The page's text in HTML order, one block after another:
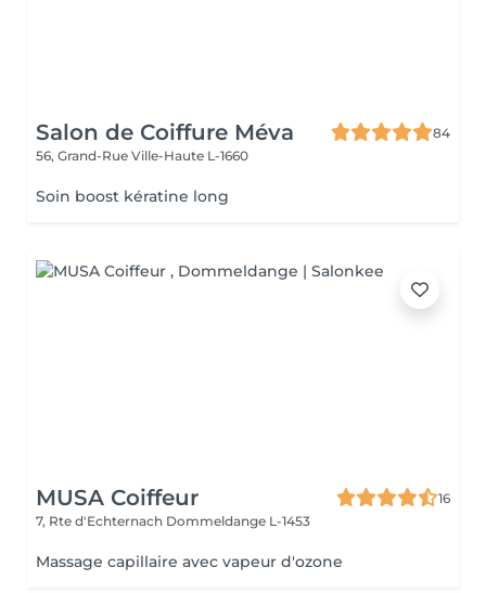
Salon de Coiffure Méva
84
56, Grand-Rue Ville-Haute L-1660
Soin boost kératine long
MUSA Coiffeur
16
7, Rte d'Echternach Dommeldange L-1453
Massage capillaire avec vapeur d'ozone